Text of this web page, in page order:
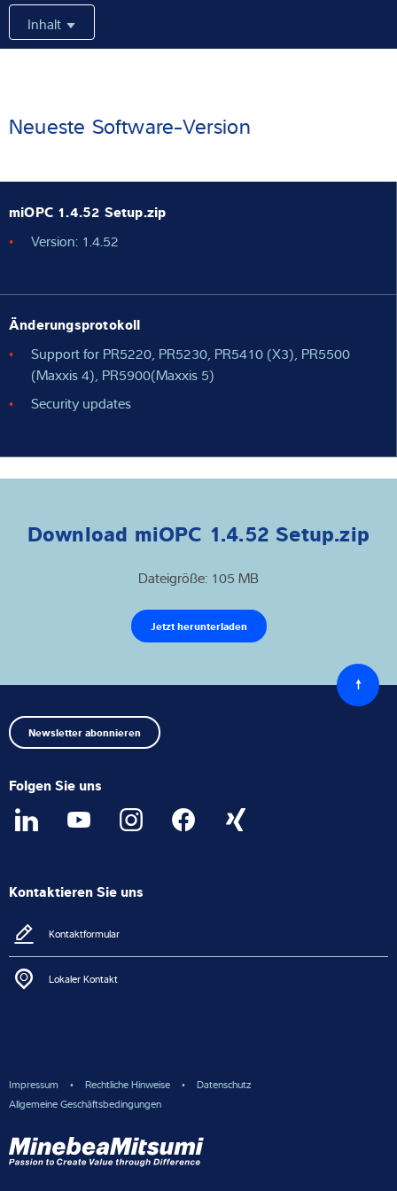
Expertise und Wissen
Aktuelles
Inhalt
Neueste Software-Version
miOPC 1.4.52 Setup.zip
Version: 1.4.52
Änderungsprotokoll
Support for PR5220, PR5230, PR5410 (X3), PR5500
(Maxxis 4), PR5900(Maxxis 5)
Security updates
Download miOPC 1.4.52 Setup.zip
Dateigröße: 105 MB
Jetzt herunterladen
Zurück
zum
Anfang
Newsletter abonnieren
Folgen Sie uns
Kontaktieren Sie uns
Kontaktformular
Lokaler Kontakt
Impressum Rechtliche Hinweise
Datenschutz
Allgemeine Geschäftsbedingungen